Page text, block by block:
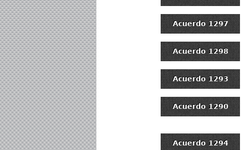
Acuerdo 1297
Acuerdo 1298
Acuerdo 1293
Acuerdo 1290
Acuerdo 1294